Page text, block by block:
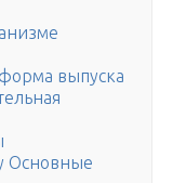
выпуска
Основные